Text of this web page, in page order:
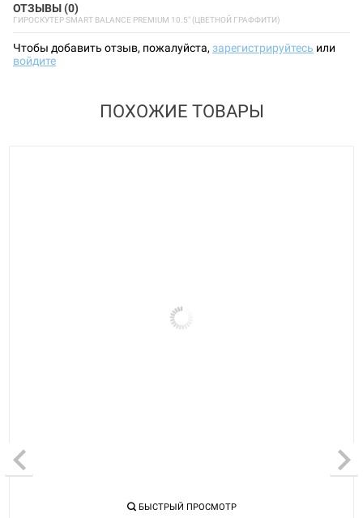
ОТЗЫВЫ (0)
ГИРОСКУТЕР SMART BALANCE PREMIUM 10.5" (ЦВЕТНОЙ ГРАФФИТИ)
Чтобы добавить отзыв, пожалуйста, зарегистрируйтесь или
войдите
ПОХОЖИЕ ТОВАРЫ
БЫСТРЫЙ ПРОСМОТР